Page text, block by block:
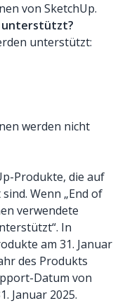
von SketchUp.
unterstützt?
unterstützt:
werden nicht
Produkte, die auf
Wenn „End of
verwendete
In
am 31. Januar
des Produkts
Datum von
Januar 2025.